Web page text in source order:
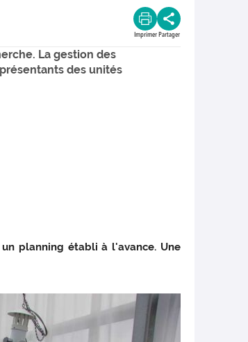
Imprimer Partager
La gestion des
des unités
planning établi à l'avance. Une